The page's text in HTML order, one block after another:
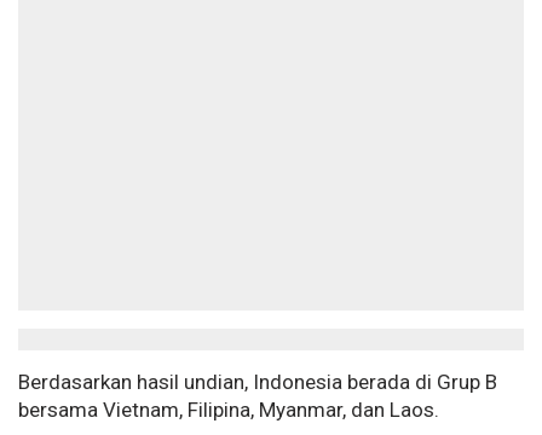
Berdasarkan hasil undian, Indonesia berada di Grup B
bersama Vietnam, Filipina, Myanmar, dan Laos.